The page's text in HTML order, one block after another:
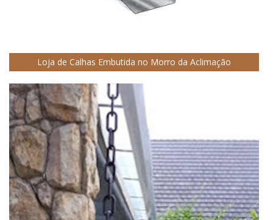
Loja de Calhas Embutida no Morro da Aclimação